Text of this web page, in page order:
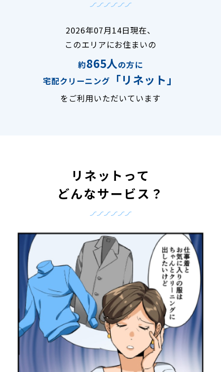
2026年07月14日現在、
このエリアにお住まいの
約865人の方に
宅配クリーニング
「リネット」
をご利用いただいています
リネットって
どんなサービス？